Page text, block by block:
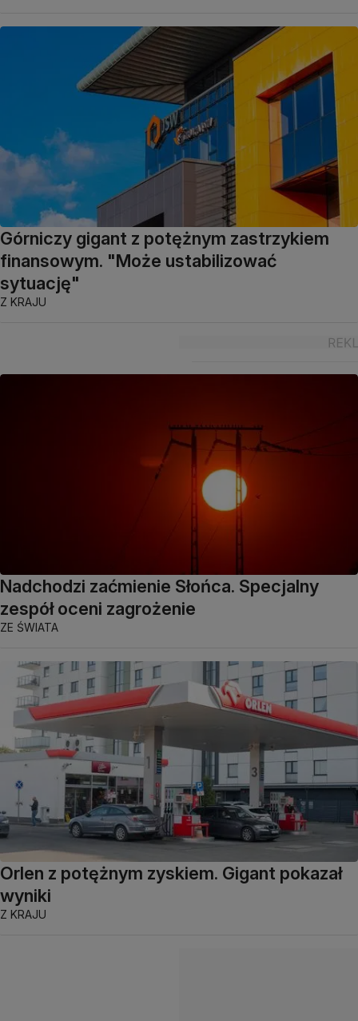
Górniczy gigant z potężnym zastrzykiem
finansowym. "Może ustabilizować
sytuację"
Z KRAJU
Nadchodzi zaćmienie Słońca. Specjalny
zespół oceni zagrożenie
ZE ŚWIATA
Orlen z potężnym zyskiem. Gigant pokazał
wyniki
Z KRAJU